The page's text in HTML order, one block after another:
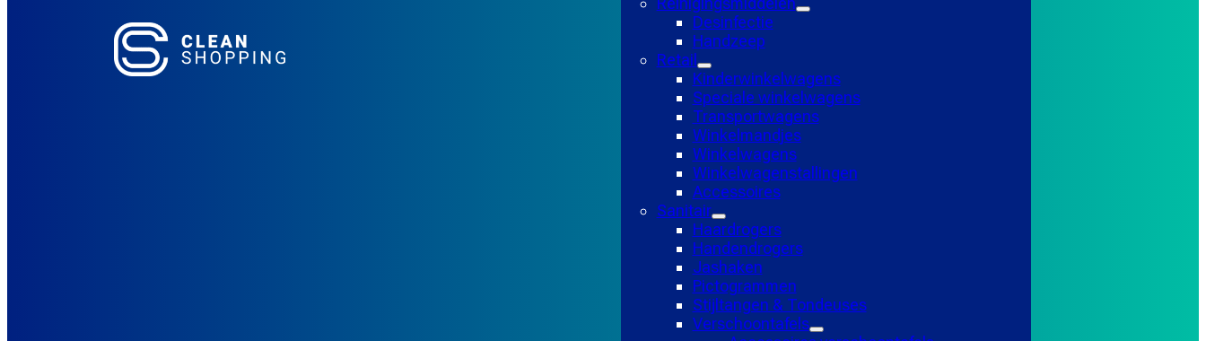
Desinfectie
Handzeep
Retail
Kinderwinkelwagens
Speciale winkelwagens
Transportwagens
Winkelmandjes
Winkelwagens
Winkelwagenstallingen
Accessoires
Sanitair
Haardrogers
Handendrogers
Jashaken
Pictogrammen
Stijltangen & Tondeuses
Verschoontafels